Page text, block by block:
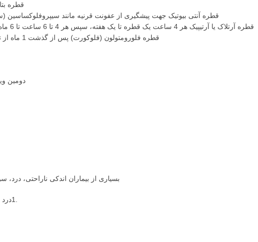
قطره
قطره آنتی بیوتیک جهت پیشگیری از عفونت قرنیه مانند سیپروفلوکساسین (سیپلکس) یا لووفلوکساسین یا افلوکساسین
قطره آرتلاک یا آرتیپیک هر 4 ساعت یک قطره تا یک هفته، سپس هر 4 تا 6 ساعت تا 6 ماه. قطره یک بار مصرف می باشد و لازم است تا زمان درآوردن لنز توسط چشم پزشک پس از ریختن قطره، باقیمانده آن دور ریخته شود.
قطره فلورومتولون (فلوکورت) پس از گذشت 1 ماه از تاریخ عمل به جای قطره بتامتازون شروع شده، هر6 ساعت یک قطره به مدت یک ماه چکانده می شود.
دومین ویزیت 4 تا 5 روز پس از عمل جهت
بسیاری از بیماران اندکی ناراحتی،